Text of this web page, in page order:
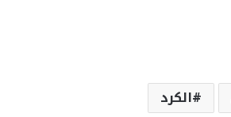
الكرد